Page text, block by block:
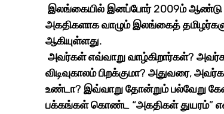
அகதிகளாக வாழும் இலங்கைத்
ஆகியுள்ளது.
விடிவுகாலம் பிறக்குமா? அதுவரை,
உண்டா? இவ்வாறு தோன்றும் பல்வேறு
பக்கங்கள் கொண்ட “அகதிகள் துயரம்”